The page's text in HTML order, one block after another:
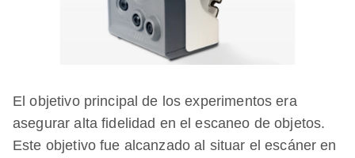
El objetivo principal de los experimentos era
asegurar alta fidelidad en el escaneo de objetos.
Este objetivo fue alcanzado al situar el escáner en